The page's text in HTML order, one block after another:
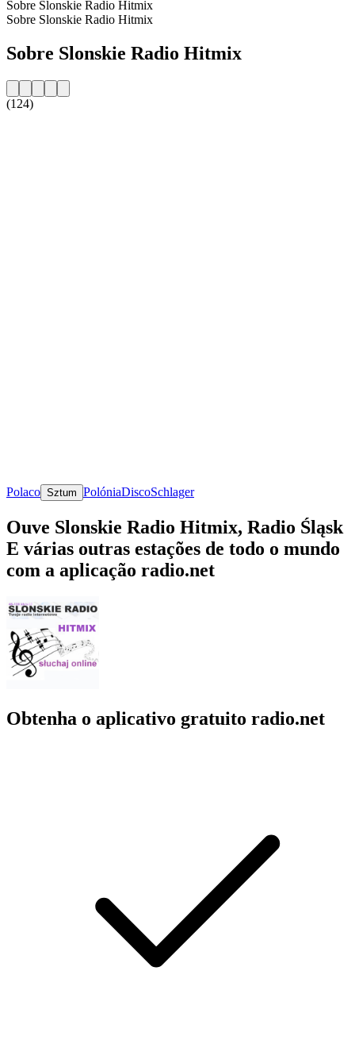
Sobre Slonskie Radio Hitmix
Sobre Slonskie Radio Hitmix
Sobre Slonskie Radio Hitmix
(124)
Polaco Sztum PolóniaDiscoSchlager
Ouve Slonskie Radio Hitmix, Radio Śląsk
E várias outras estações de todo o mundo
com a aplicação radio.net
Obtenha o aplicativo gratuito radio.net